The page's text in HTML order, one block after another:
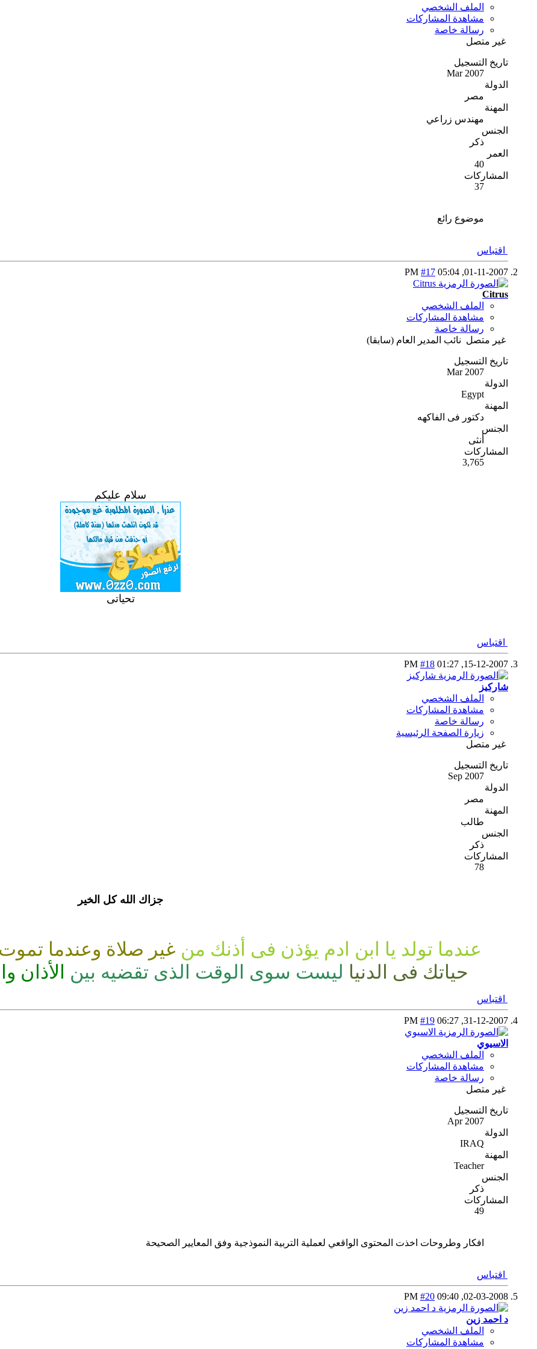
الملف الشخصي
مشاهدة المشاركات
رسالة خاصة
غير متصل
تاريخ التسجيل
Mar 2007
الدولة
مصر
المهنة
مهندس زراعي
الجنس
ذكر
العمر
40
المشاركات
37
موضوع رائع
اقتباس
01-11-2007,
05:04 PM
#17
Citrus
الملف الشخصي
مشاهدة المشاركات
رسالة خاصة
غير متصل نائب المدير العام (سابقا)
تاريخ التسجيل
Mar 2007
الدولة
Egypt
المهنة
دكتور فى الفاكهه
الجنس
أنثى
المشاركات
3,765
سلام عليكم
تحياتى
اقتباس
15-12-2007,
01:27 PM
#18
شاركيز
الملف الشخصي
مشاهدة المشاركات
رسالة خاصة
زيارة الصفحة الرئيسية
غير متصل
تاريخ التسجيل
Sep 2007
الدولة
مصر
المهنة
طالب
الجنس
ذكر
المشاركات
78
جزاك الله كل الخير
عندما تولد يا ابن ادم يؤذن فى أذنك من غير صلاة وعندما
حياتك فى الدنيا ليست سوى الوقت الذى تقضيه بين الأذان
اقتباس
31-12-2007,
06:27 PM
#19
الاسيوي
الملف الشخصي
مشاهدة المشاركات
رسالة خاصة
غير متصل
تاريخ التسجيل
Apr 2007
الدولة
IRAQ
المهنة
Teacher
الجنس
ذكر
المشاركات
49
افكار وطروحات اخذت المحتوى الواقعي لعملية التربية النموذجية وفق المعايير الصحيحة
اقتباس
02-03-2008,
09:40 PM
#20
د احمد زين
الملف الشخصي
مشاهدة المشاركات